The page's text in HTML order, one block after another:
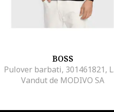
BOSS
Vandut de MODIVO SA